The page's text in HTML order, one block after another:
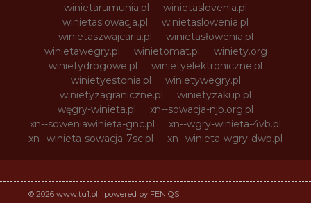
winietarumunia.pl
winietaslovenia.pl
winietaslowacja.pl
winietaslowenia.pl
winietaszwajcaria.pl
winietasłowenia.pl
winietawegry.pl
winietomat.pl
winiety.org
winietydrogowe.pl
winietyelektroniczne.pl
winietyestonia.pl
winietywegry.pl
winietyzagraniczne.pl
winietyzakup.pl
węgry-winieta.pl
xn--sowacja-njb.org.pl
xn--soweniawinieta-gnc.pl
xn--wgry-winieta-4vb.pl
xn--winieta-sowacja-7sc.pl
xn--winieta-wgry-dwb.pl
© 2026 www.tu1.pl | powered by FENIQS